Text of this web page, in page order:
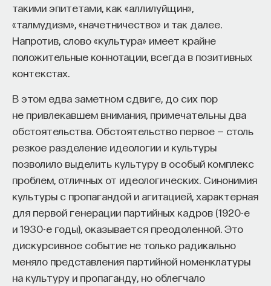
такими эпитетами, как «аллилуйщин»,
«талмудизм», «начетничество» и так далее.
Напротив, слово «культура» имеет крайне
положительные коннотации, всегда в позитивных
контекстах.
В этом едва заметном сдвиге, до сих пор
не привлекавшем внимания, примечательны два
обстоятельства. Обстоятельство первое — столь
резкое разделение идеологии и культуры
позволило выделить культуру в особый комплекс
проблем, отличных от идеологических. Синонимия
культуры с пропагандой и агитацией, характерная
для первой генерации партийных кадров (1920-е
и 1930-е годы), оказывается преодоленной. Это
дискурсивное событие не только радикально
меняло представления партийной номенклатуры
на культуру и пропаганду, но облегчало
Более того, стоики не видели ничего дурного
в том, чтобы наслаждаться обстоятельствами:
Сенека даже советует «со вниманием
относиться и ко всем прочим вещам, делающим
жизнь красивее и удобнее».
обрести друзей и наслаждаться дружбой.
А как насчет успеха в обществе? Будут ли
стоики искать славы или богатства? Нет. Они
уверены, что эти вещи лишены настоящей
ценности, а потому преследовать их глупо, тем
более если это лишает покоя или вынуждает
поступать недобродетельно. Из-за своего
безразличия к земным благам, надо полагать, они
покажутся немотивированными современному
человеку, который изо дня в день вкалывает ради
(некоторой толики) славы и богатства. Но, сказав